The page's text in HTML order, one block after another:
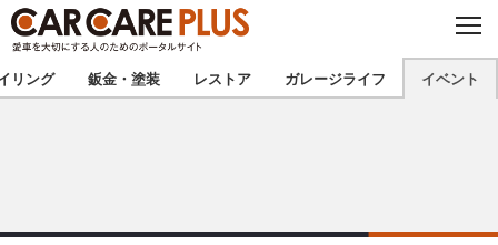
C
O
S
E
★カーケアプラス認定★ 厳選プロショップを地域から探す
甲信越 北陸
リング 鈑金・塗装 レストア ガレージライフ イベント